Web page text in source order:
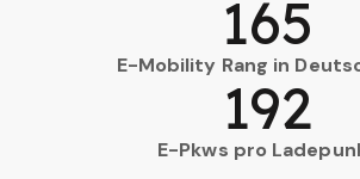
E-Mobility Rang in
165
E-Pkws pro
192